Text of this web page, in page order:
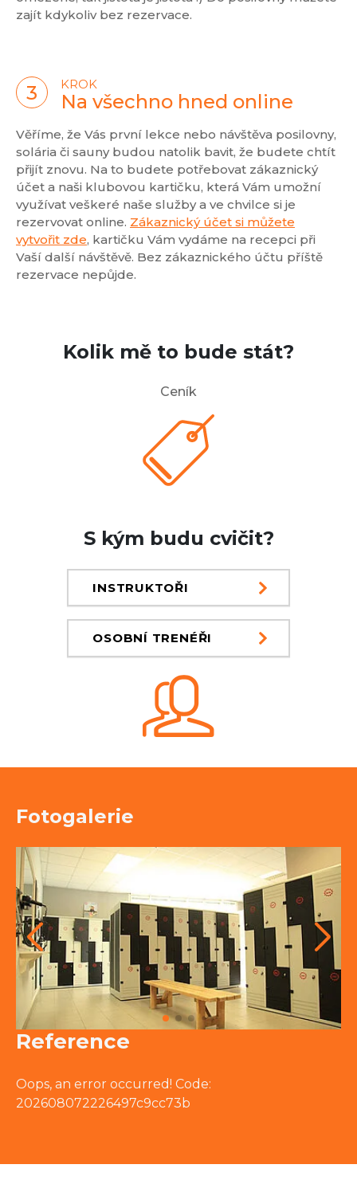
zajít kdykoliv bez rezervace.
KROK
Na všechno hned online
Věříme, že Vás první lekce nebo návštěva posilovny,
solária či sauny budou natolik bavit, že budete chtít
přijít znovu. Na to budete potřebovat zákaznický
účet a naši klubovou kartičku, která Vám umožní
využívat veškeré naše služby a ve chvilce si je
rezervovat online. Zákaznický účet si můžete
vytvořit zde, kartičku Vám vydáme na recepci při
Vaší další návštěvě. Bez zákaznického účtu příště
rezervace nepůjde.
Kolik mě to bude stát?
Ceník
S kým budu cvičit?
INSTRUKTOŘI
OSOBNÍ TRENÉŘI
Fotogalerie
Reference
Oops, an error occurred! Code:
202608072226497c9cc73b